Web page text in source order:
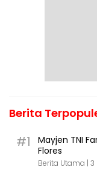
Berita
#1
Mayjen TNI
Flores
Berita Utama | 3